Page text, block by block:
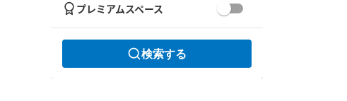
プレミアムスペース
検索する